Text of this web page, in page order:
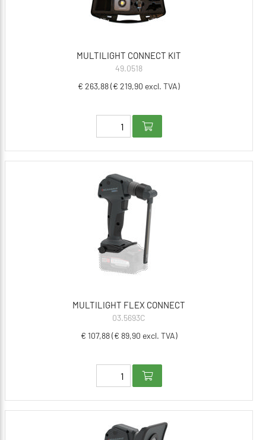
MULTILIGHT CONNECT KIT
49.0518
€ 263,88 (€ 219,90 excl. TVA)
MULTILIGHT FLEX CONNECT
03.5693C
€ 107,88 (€ 89,90 excl. TVA)